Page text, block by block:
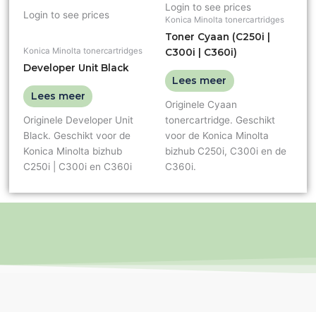
Login to see prices
Konica Minolta tonercartridges
Developer Unit Black
Lees meer
Originele Developer Unit
Black. Geschikt voor de
Konica Minolta bizhub
C250i | C300i en C360i
Login to see prices
Konica Minolta tonercartridges
Toner Cyaan (C250i |
C300i | C360i)
Lees meer
Originele Cyaan
tonercartridge. Geschikt
voor de Konica Minolta
bizhub C250i, C300i en de
C360i.